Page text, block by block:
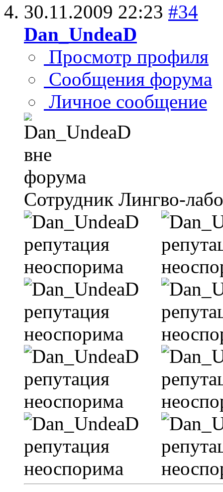
30.11.2009 22:23 #34
Dan_UndeaD
Просмотр профиля
Сообщения форума
Личное сообщение
Сотрудник Лингво-